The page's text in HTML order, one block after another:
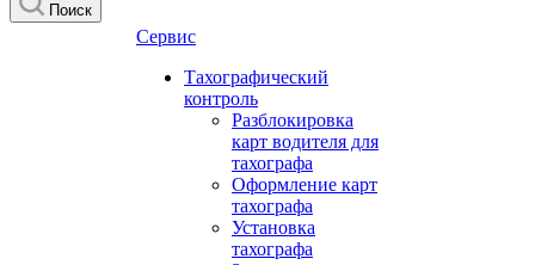
Поиск
Сервис
Тахографический
контроль
Разблокировка
карт водителя для
тахографа
Оформление карт
тахографа
Установка
тахографа